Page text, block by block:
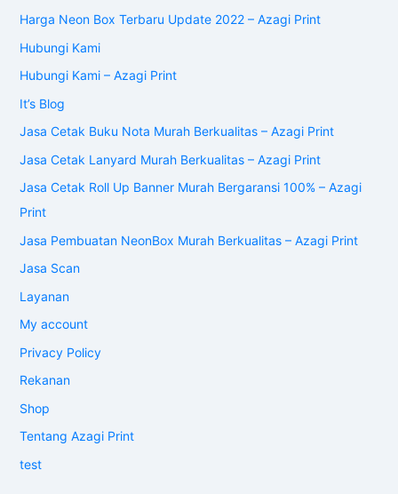
Harga Neon Box Terbaru Update 2022 – Azagi Print
Hubungi Kami
Hubungi Kami – Azagi Print
It’s Blog
Jasa Cetak Buku Nota Murah Berkualitas – Azagi Print
Jasa Cetak Lanyard Murah Berkualitas – Azagi Print
Jasa Cetak Roll Up Banner Murah Bergaransi 100% – Azagi
Print
Jasa Pembuatan NeonBox Murah Berkualitas – Azagi Print
Jasa Scan
Layanan
My account
Privacy Policy
Rekanan
Shop
Tentang Azagi Print
test